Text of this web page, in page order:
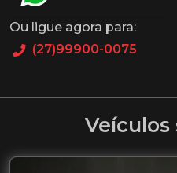
Ou ligue agora para:
(27)99900-0075